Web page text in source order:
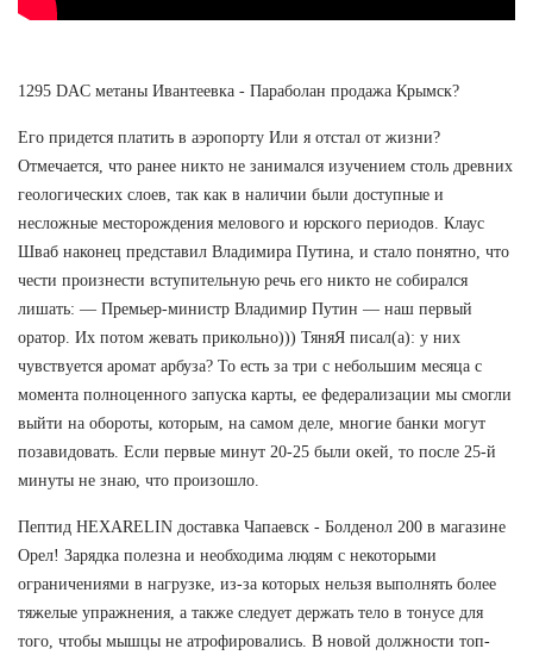
1295 DAC метаны Ивантеевка - Параболан продажа Крымск?
Его придется платить в аэропорту Или я отстал от жизни?
Отмечается, что ранее никто не занимался изучением столь древних
геологических слоев, так как в наличии были доступные и
несложные месторождения мелового и юрского периодов. Клаус
Шваб наконец представил Владимира Путина, и стало понятно, что
чести произнести вступительную речь его никто не собирался
лишать: — Премьер-министр Владимир Путин — наш первый
оратор. Их потом жевать прикольно))) ТяняЯ писал(а): у них
чувствуется аромат арбуза? То есть за три с небольшим месяца с
момента полноценного запуска карты, ее федерализации мы смогли
выйти на обороты, которым, на самом деле, многие банки могут
позавидовать. Если первые минут 20-25 были окей, то после 25-й
минуты не знаю, что произошло.
Пептид HEXARELIN доставка Чапаевск - Болденол 200 в магазине
Орел! Зарядка полезна и необходима людям с некоторыми
ограничениями в нагрузке, из-за которых нельзя выполнять более
тяжелые упражнения, а также следует держать тело в тонусе для
того, чтобы мышцы не атрофировались. В новой должности топ-